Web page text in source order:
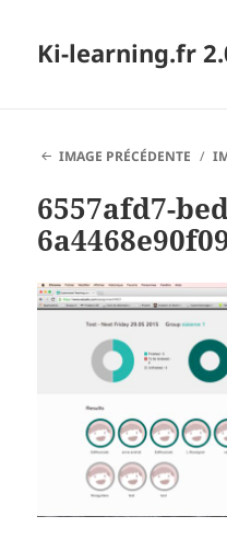
Ki-learning.fr
IMAGE PRÉCÉDENTE
6557afd7-